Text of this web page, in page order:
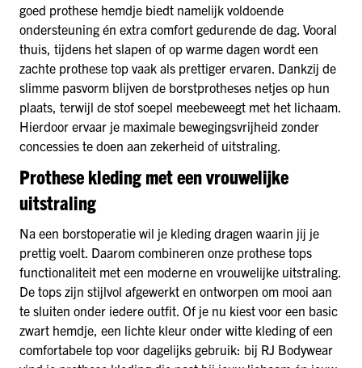
goed prothese hemdje biedt namelijk voldoende
ondersteuning én extra comfort gedurende de dag. Vooral
thuis, tijdens het slapen of op warme dagen wordt een
zachte prothese top vaak als prettiger ervaren. Dankzij de
slimme pasvorm blijven de borstprotheses netjes op hun
plaats, terwijl de stof soepel meebeweegt met het lichaam.
Hierdoor ervaar je maximale bewegingsvrijheid zonder
concessies te doen aan zekerheid of uitstraling.
Prothese kleding met een vrouwelijke
uitstraling
Na een borstoperatie wil je kleding dragen waarin jij je
prettig voelt. Daarom combineren onze prothese tops
functionaliteit met een moderne en vrouwelijke uitstraling.
De tops zijn stijlvol afgewerkt en ontworpen om mooi aan
te sluiten onder iedere outfit. Of je nu kiest voor een basic
zwart hemdje, een lichte kleur onder witte kleding of een
comfortabele top voor dagelijks gebruik: bij RJ Bodywear